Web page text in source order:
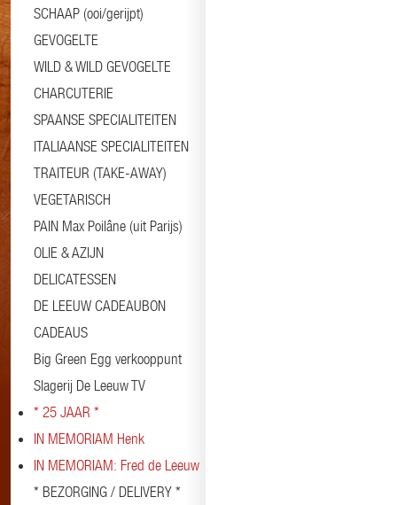
SCHAAP (ooi/gerijpt)
GEVOGELTE
WILD & WILD GEVOGELTE
CHARCUTERIE
SPAANSE SPECIALITEITEN
ITALIAANSE SPECIALITEITEN
TRAITEUR (TAKE-AWAY)
VEGETARISCH
PAIN Max Poilâne (uit Parijs)
OLIE & AZIJN
DELICATESSEN
DE LEEUW CADEAUBON
CADEAUS
Big Green Egg verkooppunt
Slagerij De Leeuw TV
* 25 JAAR *
IN MEMORIAM Henk
IN MEMORIAM: Fred de Leeuw
* BEZORGING / DELIVERY *